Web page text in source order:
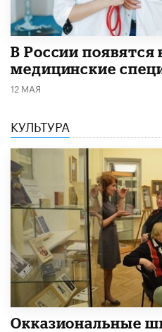
В России появятся
медицинские
12 МАЯ
КУЛЬТУРА
​Окказиональные